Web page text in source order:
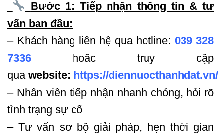
Bước 1: Tiếp nhận thông tin & tư
vấn ban đầu:
– Khách hàng liên hệ qua hotline: 039 328
7336 hoăc truy cập
qua website: https://diennuocthanhdat.vn/
– Nhân viên tiếp nhận nhanh chóng, hỏi rõ
tình trạng sự cố
– Tư vấn sơ bộ giải pháp, hẹn thời gian